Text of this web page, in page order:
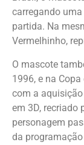
carregando
partida. Na
Vermelhinho,
O mascote
1996, e na
com a
em 3D, recriado
personagem
da